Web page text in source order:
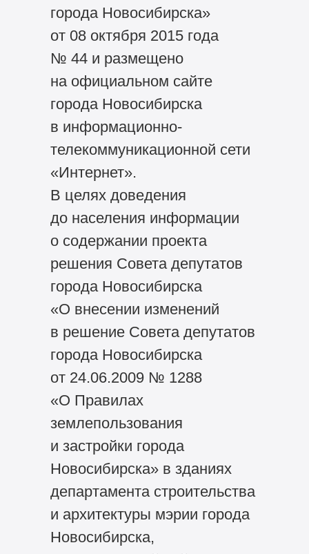
города Новосибирска»
от 08 октября 2015 года
№ 44 и размещено
на официальном сайте
города Новосибирска
в информационно-
телекоммуникационной сети
«Интернет».
В целях доведения
до населения информации
о содержании проекта
решения Совета депутатов
города Новосибирска
«О внесении изменений
в решение Совета депутатов
города Новосибирска
от 24.06.2009 № 1288
«О Правилах
землепользования
и застройки города
Новосибирска» в зданиях
департамента строительства
и архитектуры мэрии города
Новосибирска,